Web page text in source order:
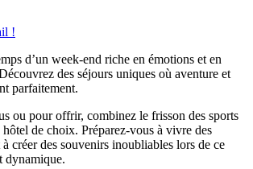
!
d’un week-end riche en émotions et en
des séjours uniques où aventure et
parfaitement.
ou pour offrir, combinez le frisson des sports
de choix. Préparez-vous à vivre des
créer des souvenirs inoubliables lors de ce
dynamique.